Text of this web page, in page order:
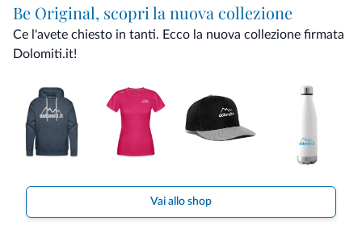
Be Original, scopri la nuova collezione
Ce l'avete chiesto in tanti. Ecco la nuova collezione firmata
Dolomiti.it!
Vai allo shop